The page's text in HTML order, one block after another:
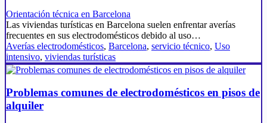
Orientación técnica en Barcelona
Las viviendas turísticas en Barcelona suelen enfrentar averías
frecuentes en sus electrodomésticos debido al uso…
Averías electrodomésticos, Barcelona, servicio técnico, Uso
intensivo, viviendas turísticas
Problemas comunes de electrodomésticos en pisos de
alquiler